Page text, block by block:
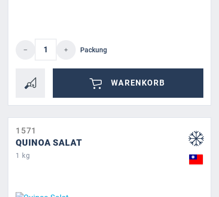
Produkt Anzahl: Gib den gewünschten
Packung
WARENKORB
1571
QUINOA SALAT
1 kg